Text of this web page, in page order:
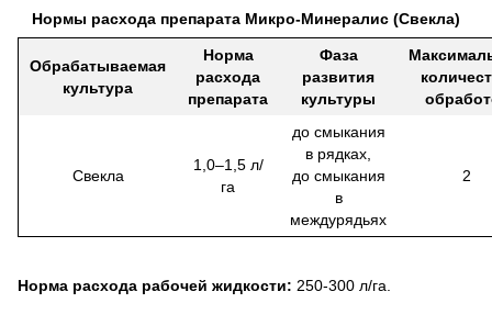
Нормы расхода препарата Микро-Минералис (Свекла)
Обрабатываемая
культура
Норма
расхода
препарата
Фаза
развития
культуры
Свекла
1,0–1,5 л/
га
до смыкания
в рядках,
до смыкания
в
междурядьях
2
Норма расхода рабочей жидкости: 250-300 л/га.